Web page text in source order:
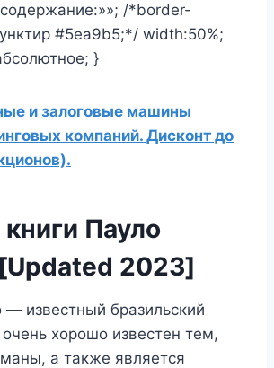
/*border-
#5ea9b5;*/ width:50%;
}
и залоговые машины
компаний. Дисконт до
Пауло
2023]
— известный бразильский
хорошо известен тем,
а также является